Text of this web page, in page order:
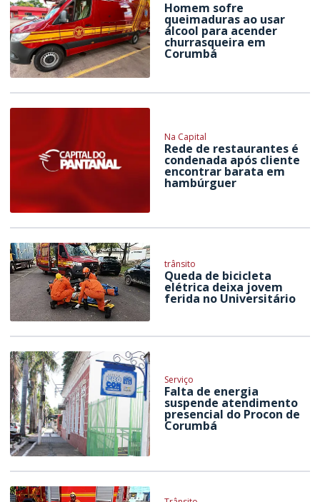
Homem sofre
queimaduras ao usar
álcool para acender
churrasqueira em
Corumbá
Na Capital
Rede de restaurantes é
condenada após cliente
encontrar barata em
hambúrguer
trânsito
Queda de bicicleta
elétrica deixa jovem
ferida no Universitário
Serviço
Falta de energia
suspende atendimento
presencial do Procon de
Corumbá